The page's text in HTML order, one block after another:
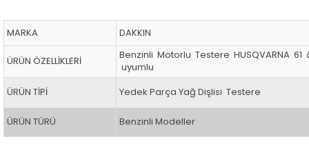
MARKA DAKKIN
ÜRÜN ÖZELLİKLERİ
Benzinli Motorlu Testere HUSQVARNA
uyumlu
ÜRÜN TİPİ
Yedek Parça Yağ Dişlisi Testere
ÜRÜN TÜRÜ Benzinli Modeller